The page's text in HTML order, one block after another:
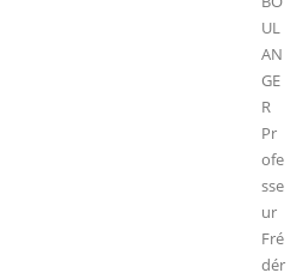
UL
AN
GE
R
Pr
ofe
sse
ur
Fré
dér